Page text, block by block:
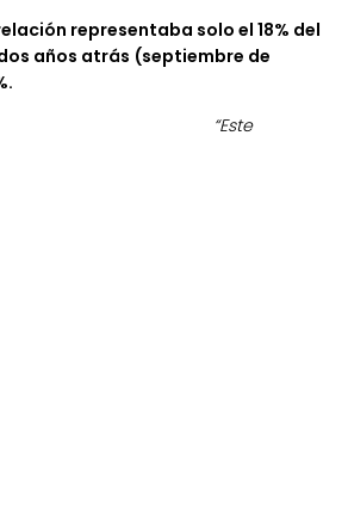
representaba solo el 18% del
años atrás (septiembre de
“Este